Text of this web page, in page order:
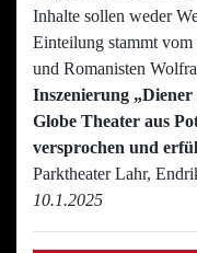
Inhalte sollen weder
Einteilung stammt vom
und Romanisten
Inszenierung „Diener
Globe Theater aus
versprochen und
Parktheater Lahr,
10.1.2025